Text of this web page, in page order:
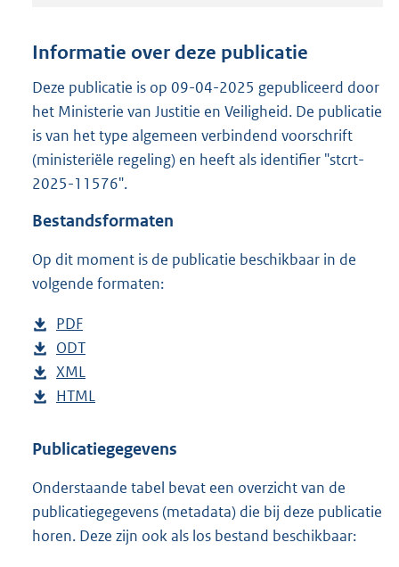
n
s
g
r
o
o
Informatie over deze publicatie
Deze publicatie is op 09-04-2025 gepubliceerd door
het Ministerie van Justitie en Veiligheid. De publicatie
is van het type algemeen verbindend voorschrift
(ministeriële regeling) en heeft als identifier "stcrt-
2025-11576".
Bestandsformaten
Op dit moment is de publicatie beschikbaar in de
volgende formaten:
D
o
w
n
o
d
p
u
PDF
e
s
t
n
s
g
r
D
o
w
l
a
d
p
ODT
s
a
d
s
g
D
o
n
o
a
d
XML
e
t
n
d
s
D
w
l
o
a
HTML
s
a
n
d
Publicatiegegevens
Onderstaande tabel bevat een overzicht van de
publicatiegegevens (metadata) die bij deze publicatie
horen. Deze zijn ook als los bestand beschikbaar: